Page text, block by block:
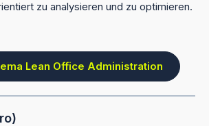
zu analysieren und zu optimieren.
Lean Office Administration